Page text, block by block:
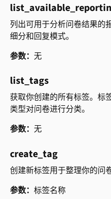
列出可用于分析问卷结果的
细分和回复模式。
参数： 无
list_tags
获取你创建的所有标签。标
类型对问卷进行分类。
参数： 无
create_tag
创建新标签用于整理你的问卷
参数： 标签名称